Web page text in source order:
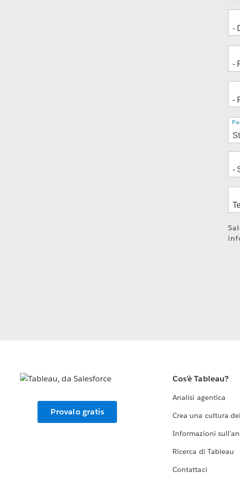
Provalo gratis
Cos'è Tableau?
Analisi agentica
Crea una cultura
Informazioni
Ricerca di Tableau
Contattaci